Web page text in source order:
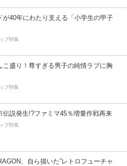
が40年にわたり支える「小学生の甲子
プ特集
こ盛り！尊すぎる男子の純情ラブに胸
プ特集
伝説発生!?ファミマ45％増量作戦再来
プ特集
、自ら描いた”レトロフューチャ